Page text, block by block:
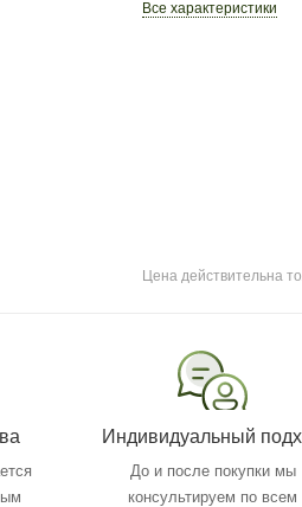
Все характеристики
Цена действительна
Индивидуальный
До и после покупки мы
консультируем по всем